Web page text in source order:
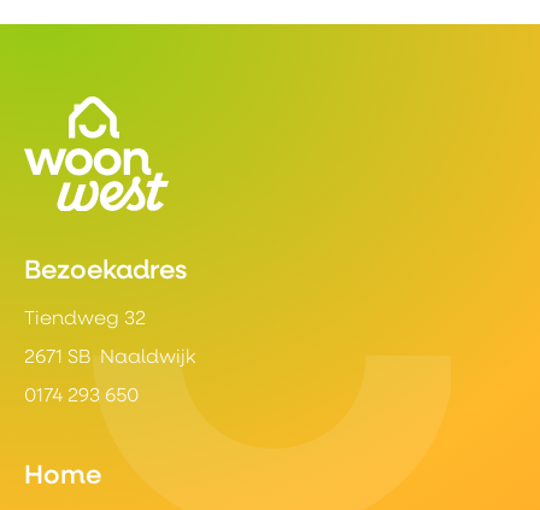
Contactinformatie
Bezoekadres
Tiendweg 32
2671 SB Naaldwijk
0174 293 650
Home